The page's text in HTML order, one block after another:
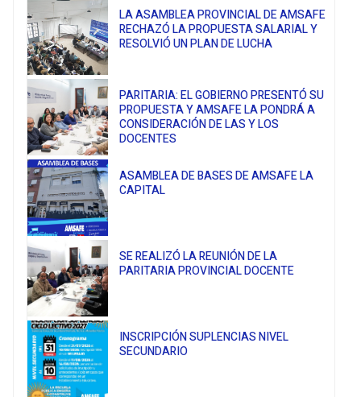
LA ASAMBLEA PROVINCIAL DE AMSAFE
RECHAZÓ LA PROPUESTA SALARIAL Y
RESOLVIÓ UN PLAN DE LUCHA
PARITARIA: EL GOBIERNO PRESENTÓ SU
PROPUESTA Y AMSAFE LA PONDRÁ A
CONSIDERACIÓN DE LAS Y LOS
DOCENTES
ASAMBLEA DE BASES DE AMSAFE LA
CAPITAL
SE REALIZÓ LA REUNIÓN DE LA
PARITARIA PROVINCIAL DOCENTE
INSCRIPCIÓN SUPLENCIAS NIVEL
SECUNDARIO